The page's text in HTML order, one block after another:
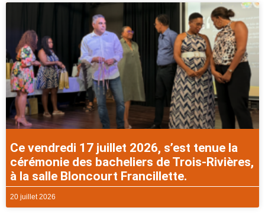
Ce vendredi 17 juillet 2026, s’est tenue la
cérémonie des bacheliers de Trois-Rivières,
à la salle Bloncourt Francillette.
20 juillet 2026